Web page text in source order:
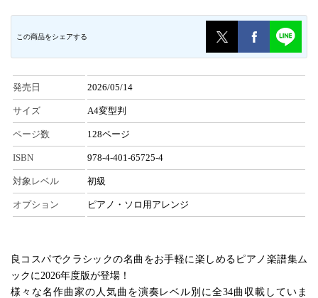
この商品をシェアする
発売日 2026/05/14
サイズ A4変型判
ページ数 128ページ
ISBN 978-4-401-65725-4
対象レベル 初級
オプション ピアノ・ソロ用アレンジ
良コスパでクラシックの名曲をお手軽に楽しめるピアノ楽譜集ム
ックに2026年度版が登場！
様々な名作曲家の人気曲を演奏レベル別に全34曲収載していま